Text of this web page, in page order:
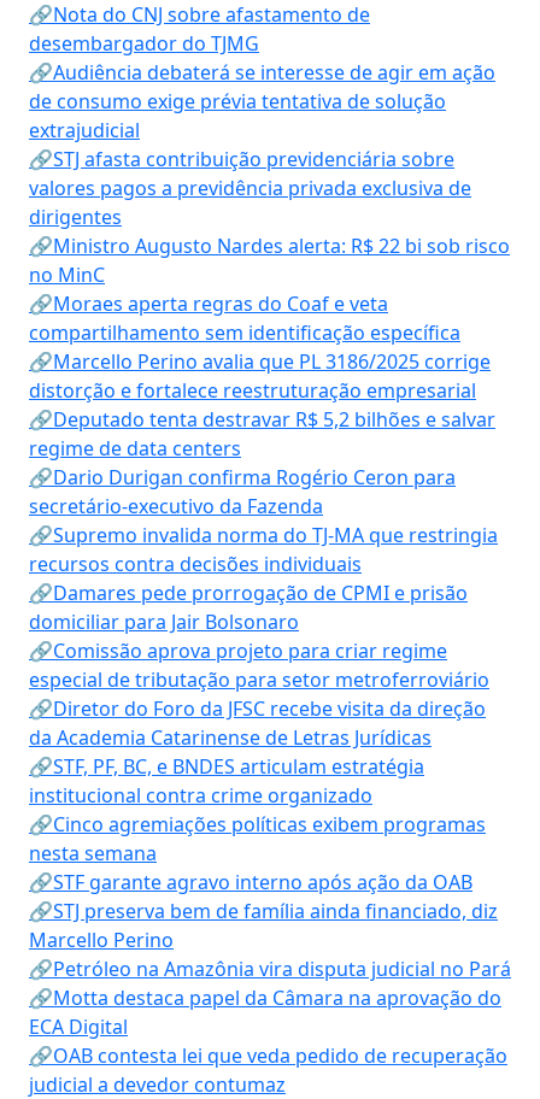
🔗Nota do CNJ sobre afastamento de
desembargador do TJMG
🔗Audiência debaterá se interesse de agir em ação
de consumo exige prévia tentativa de solução
extrajudicial
🔗STJ afasta contribuição previdenciária sobre
valores pagos a previdência privada exclusiva de
dirigentes
🔗Ministro Augusto Nardes alerta: R$ 22 bi sob risco
no MinC
🔗Moraes aperta regras do Coaf e veta
compartilhamento sem identificação específica
🔗Marcello Perino avalia que PL 3186/2025 corrige
distorção e fortalece reestruturação empresarial
🔗Deputado tenta destravar R$ 5,2 bilhões e salvar
regime de data centers
🔗Dario Durigan confirma Rogério Ceron para
secretário-executivo da Fazenda
🔗Supremo invalida norma do TJ-MA que restringia
recursos contra decisões individuais
🔗Damares pede prorrogação de CPMI e prisão
domiciliar para Jair Bolsonaro
🔗Comissão aprova projeto para criar regime
especial de tributação para setor metroferroviário
🔗Diretor do Foro da JFSC recebe visita da direção
da Academia Catarinense de Letras Jurídicas
🔗STF, PF, BC, e BNDES articulam estratégia
institucional contra crime organizado
🔗Cinco agremiações políticas exibem programas
nesta semana
🔗STF garante agravo interno após ação da OAB
🔗STJ preserva bem de família ainda financiado, diz
Marcello Perino
🔗Petróleo na Amazônia vira disputa judicial no Pará
🔗Motta destaca papel da Câmara na aprovação do
ECA Digital
🔗OAB contesta lei que veda pedido de recuperação
judicial a devedor contumaz